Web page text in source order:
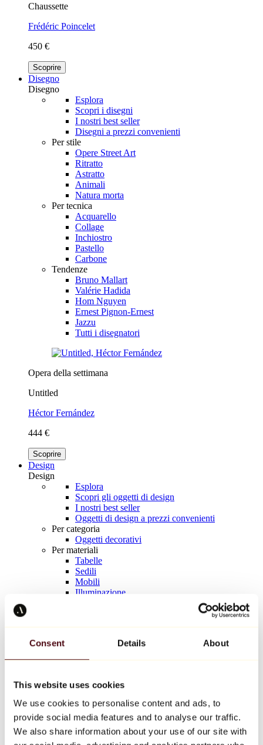
Consent Details About
This website uses cookies
We use cookies to personalise content and ads, to
provide social media features and to analyse our traffic.
We also share information about your use of our site with
Chaussette
Frédéric Poincelet
450 €
Scoprire
Disegno
Disegno
Esplora
Scopri i disegni
I nostri best seller
Disegni a prezzi convenienti
Per stile
Opere Street Art
Ritratto
Astratto
Animali
Natura morta
Per tecnica
Acquarello
Collage
Inchiostro
Pastello
Carbone
Tendenze
Bruno Mallart
Valérie Hadida
Hom Nguyen
Ernest Pignon-Ernest
Jazzu
Tutti i disegnatori
Opera della settimana
Untitled
Héctor Fernández
444 €
Scoprire
Design
Design
Esplora
Scopri gli oggetti di design
I nostri best seller
Oggetti di design a prezzi convenienti
Per categoria
Oggetti decorativi
Per materiali
Tabelle
Sedili
Mobili
Illuminazione
Keith Haring
Tutti i designer
Opera della settimana